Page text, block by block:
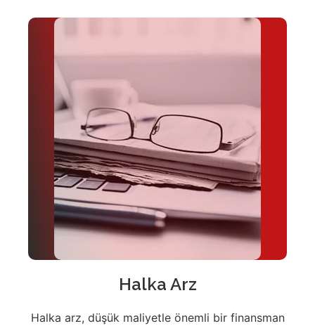
Halka Arz
Halka arz, düşük maliyetle önemli bir finansman